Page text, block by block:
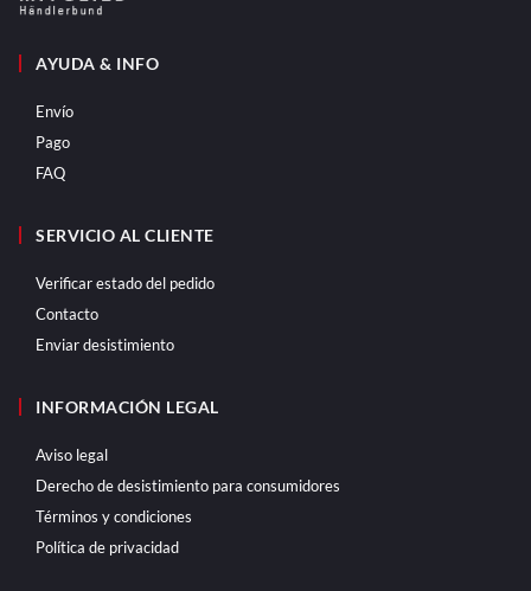
AYUDA & INFO
Envío
Pago
FAQ
SERVICIO AL CLIENTE
Verificar estado del pedido
Contacto
Enviar desistimiento
INFORMACIÓN LEGAL
Aviso legal
Derecho de desistimiento para consumidores
Términos y condiciones
Política de privacidad